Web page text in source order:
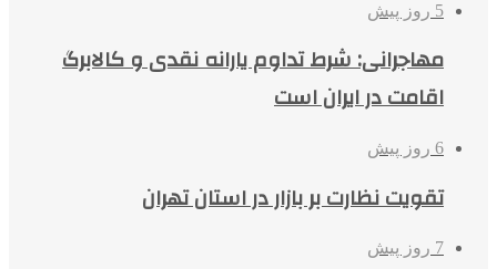
5 روز پیش
مهاجرانی: شرط تداوم یارانه نقدی و کالابرگ
اقامت در ایران است
6 روز پیش
تقویت نظارت بر بازار در استان تهران
7 روز پیش